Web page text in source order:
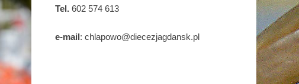
Tel. 602 574 613
e-mail: chlapowo@diecezjagdansk.pl